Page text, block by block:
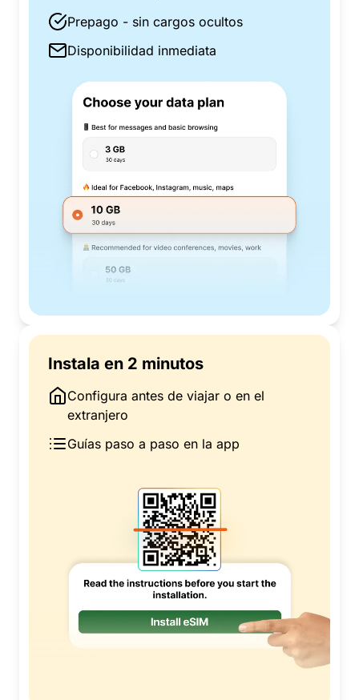
Prepago - sin cargos ocultos
Disponibilidad inmediata
Instala en 2 minutos
Configura antes de viajar o en el
extranjero
Guías paso a paso en la app